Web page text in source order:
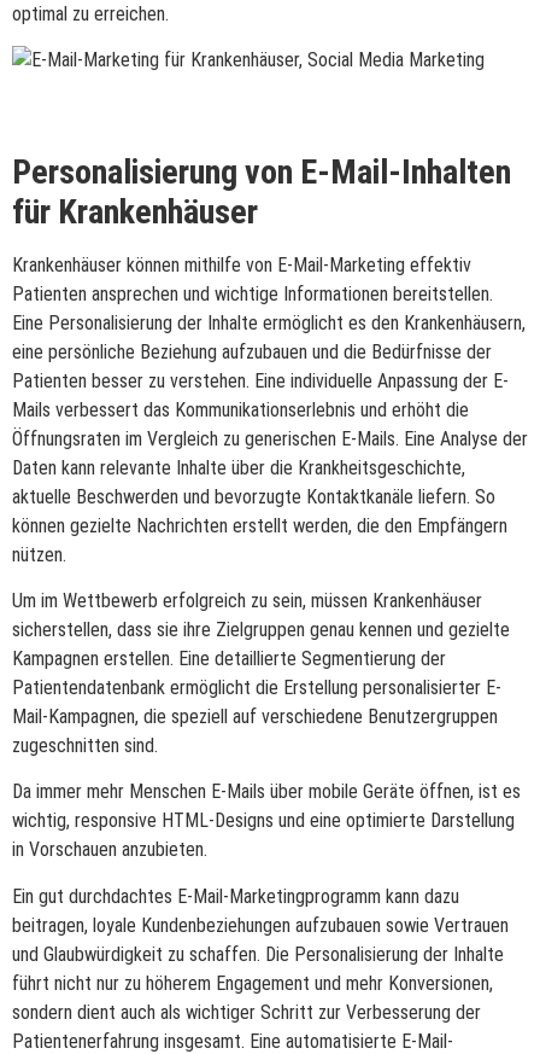
optimal zu erreichen.
Personalisierung von E-Mail-Inhalten
für Krankenhäuser
Krankenhäuser können mithilfe von E-Mail-Marketing effektiv
Patienten ansprechen und wichtige Informationen bereitstellen.
Eine Personalisierung der Inhalte ermöglicht es den Krankenhäusern,
eine persönliche Beziehung aufzubauen und die Bedürfnisse der
Patienten besser zu verstehen. Eine individuelle Anpassung der E-
Mails verbessert das Kommunikationserlebnis und erhöht die
Öffnungsraten im Vergleich zu generischen E-Mails. Eine Analyse der
Daten kann relevante Inhalte über die Krankheitsgeschichte,
aktuelle Beschwerden und bevorzugte Kontaktkanäle liefern. So
können gezielte Nachrichten erstellt werden, die den Empfängern
nützen.
Um im Wettbewerb erfolgreich zu sein, müssen Krankenhäuser
sicherstellen, dass sie ihre Zielgruppen genau kennen und gezielte
Kampagnen erstellen. Eine detaillierte Segmentierung der
Patientendatenbank ermöglicht die Erstellung personalisierter E-
Mail-Kampagnen, die speziell auf verschiedene Benutzergruppen
zugeschnitten sind.
Da immer mehr Menschen E-Mails über mobile Geräte öffnen, ist es
wichtig, responsive HTML-Designs und eine optimierte Darstellung
in Vorschauen anzubieten.
Ein gut durchdachtes E-Mail-Marketingprogramm kann dazu
beitragen, loyale Kundenbeziehungen aufzubauen sowie Vertrauen
und Glaubwürdigkeit zu schaffen. Die Personalisierung der Inhalte
führt nicht nur zu höherem Engagement und mehr Konversionen,
sondern dient auch als wichtiger Schritt zur Verbesserung der
Patientenerfahrung insgesamt. Eine automatisierte E-Mail-